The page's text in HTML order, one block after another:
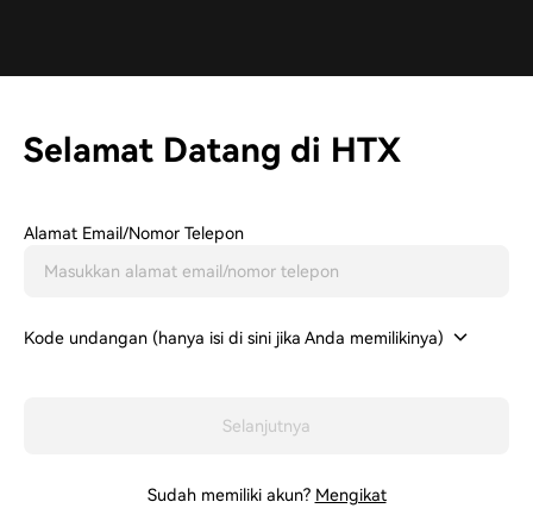
Selamat Datang di HTX
Alamat Email/Nomor Telepon
Kode undangan (hanya isi di sini jika Anda memilikinya)
Selanjutnya
Sudah memiliki akun? Mengikat